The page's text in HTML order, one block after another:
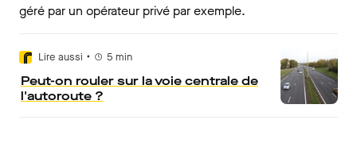
géré par un opérateur privé par exemple.
Lire aussi • 5 min
Peut-on rouler sur la voie centrale de
l'autoroute ?